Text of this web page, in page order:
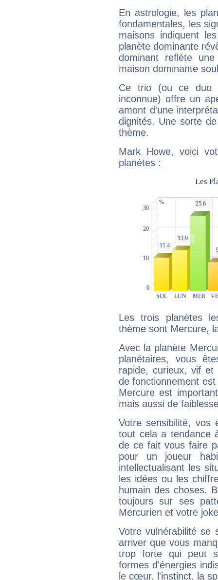
En astrologie, les
fondamentales, les
maisons indiquent
planète dominante
dominant reflète
maison dominante
Ce trio (ou ce duo
inconnue) offre un
amont d'une
dignités. Une sorte
thème.
Mark Howe, voici
planètes :
Les trois planètes
thème sont Mercure,
Avec la planète
planétaires, vous
rapide, curieux, vif et
de fonctionnement
Mercure est
mais aussi de
Votre sensibilité,
tout cela a tendance
de ce fait vous faire
pour un joueur
intellectualisant les
les idées ou les
humain des choses.
toujours sur ses
Mercurien et votre
Votre vulnérabilité se
arriver que vous
trop forte qui peut
formes d'énergies
le cœur, l'instinct, la